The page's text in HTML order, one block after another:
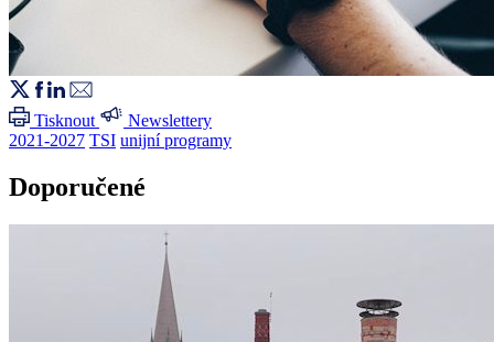
Tisknout
Newslettery
2021-2027 TSI unijní programy
Doporučené